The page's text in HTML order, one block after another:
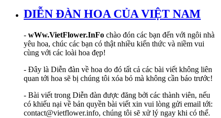
DIỄN ĐÀN HOA CỦA VIỆT NAM
- wWw.VietFlower.InFo chào đón các bạn đến với ngôi nhà
yêu hoa, chúc các bạn có thật nhiều kiến thức và niềm vui
cùng với các loài hoa đẹp!
- Đây là Diễn đàn về hoa do đó tất cả các bài viết không liên
quan tới hoa sẽ bị chúng tôi xóa bỏ mà không cần báo trước!
- Bài viết trong Diễn đàn được đăng bởi các thành viên, nếu
có khiếu nại về bản quyền bài viết xin vui lòng gửi email tới:
contact@vietflower.info, chúng tôi sẽ xử lý ngay khi có thể.